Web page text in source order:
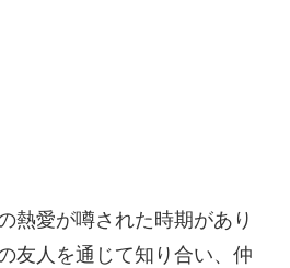
熱愛が噂された時期があり
友人を通じて知り合い、仲